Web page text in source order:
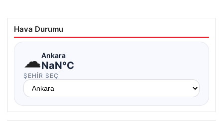
Hava Durumu
☁Ankara
NaN°C
ŞEHIR SEÇ